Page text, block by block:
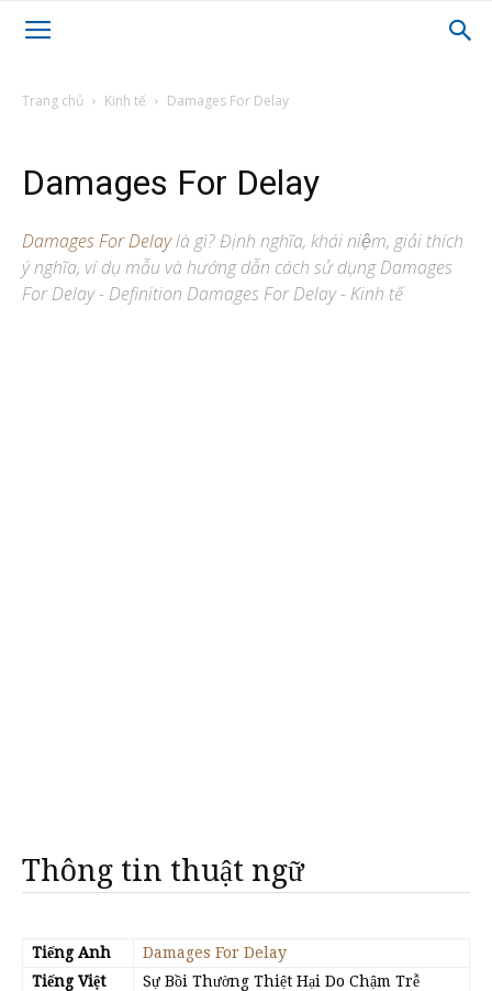
Trang chủ Kinh tế Damages For Delay
Damages For Delay
Damages For Delaylà gì? Định nghĩa, khái niệm, giải thích
ý nghĩa, ví dụ mẫu và hướng dẫn cách sử dụng Damages
For Delay - Definition Damages For Delay - Kinh tế
Thông tin thuật ngữ
Tiếng Anh
Damages For Delay
Tiếng Việt
Sự Bồi Thường Thiệt Hại Do Chậm Trễ